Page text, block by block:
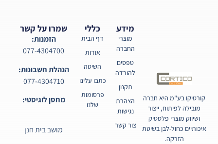
קורטיקו בע"מ היא חברה
מובילה לפיתוח, ייצור
ושיווק מוצרי פלסטיק
איכותיים כחול-לבן בשיטת
הזרקה.
כללי
דף הבית
אודות
השיטה
כתבו עלינו
פרסומות
שלנו
מידע
מוצרי
החברה
טפסים
להורדה
תקנון
הצהרת
נגישות
צור קשר
שמרו על קשר
הזמנות:
077-4304700
הנהלת חשבונות:
077-4304710
מחסן לוגיסטי:
מושב בית חנן